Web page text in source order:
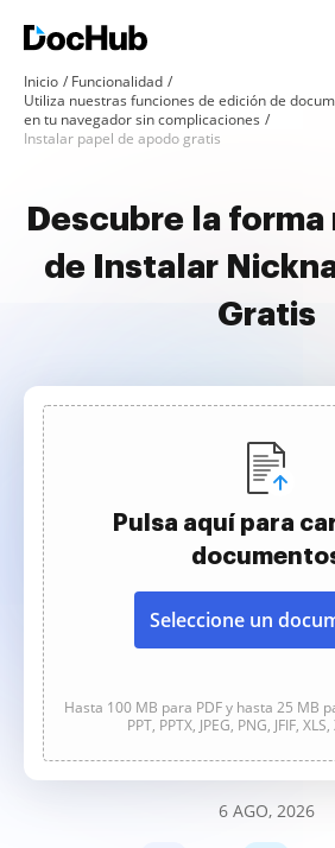
Inicio
Funcionalidad
Utiliza nuestras funciones de edición de
en tu navegador sin complicaciones
Instalar papel de apodo gratis
Descubre la forma
de Instalar
Gratis
Pulsa aquí para
Seleccione un
Hasta 100 MB para PDF y hasta 25 MB
PPT, PPTX, JPEG, PNG, JFIF,
6 AGO, 2026